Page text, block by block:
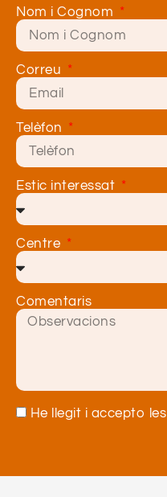
Nom i Cognom
Correu
Telèfon
Estic interessat
Centre
Comentaris
He llegit i accepto les